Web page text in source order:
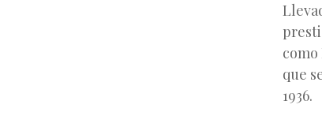
como
que
1936.